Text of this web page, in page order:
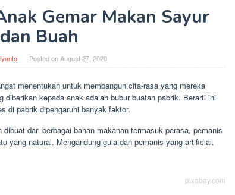
Gemar Makan Sayur
dan Buah
Posted onAugust 27, 2020
menentukan untuk membangun cita-rasa yang mereka
diberikan kepada anak adalah bubur buatan pabrik. Berarti ini
di pabrik dipengaruhi banyak faktor.
dari berbagai bahan makanan termasuk perasa, pemanis
yang natural. Mengandung gula dan pemanis yang artificial.
pixabay.com